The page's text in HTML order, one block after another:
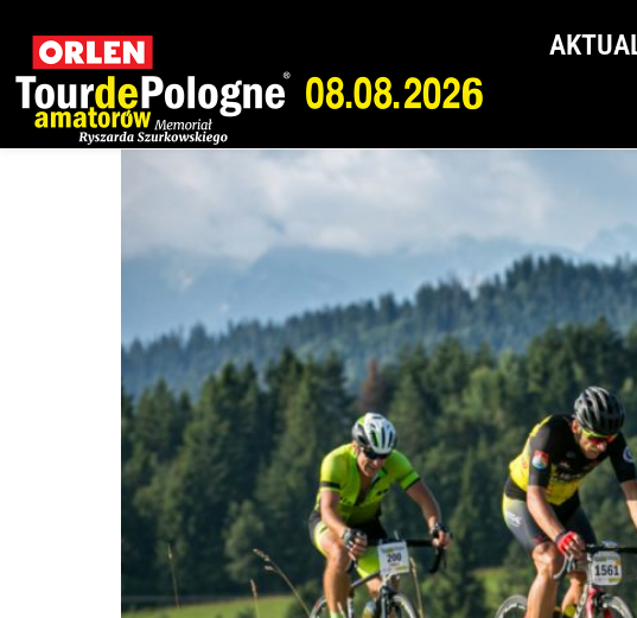
Dzień: 2021-02-26
Zwiastun ORLEN Tour de